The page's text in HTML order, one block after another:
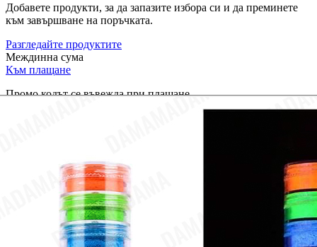
Добавете продукти, за да запазите избора си и да преминете
към завършване на поръчката.
Разгледайте продуктите
Междинна сума
Към плащане
Промо кодът се въвежда при плащане.